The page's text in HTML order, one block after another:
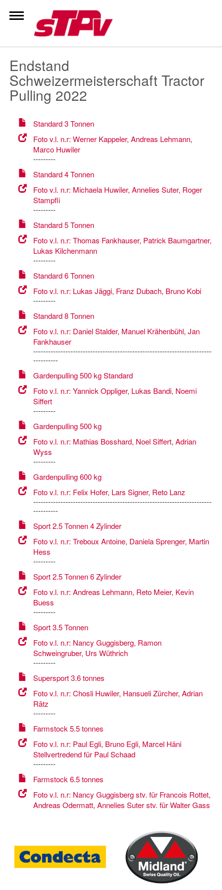
Inhalt
Endstand
Schweizermeisterschaft Tractor
Pulling 2022
Standard 3 Tonnen
Foto v.l. n.r: Werner Kappeler, Andreas Lehmann,
Marco Huwiler
---------
Standard 4 Tonnen
Foto v.l. n.r: Michaela Huwiler, Annelies Suter, Roger
Stampfli
---------
Standard 5 Tonnen
Foto v.l. n.r: Thomas Fankhauser, Patrick Baumgartner,
Lukas Kilchenmann
---------
Standard 6 Tonnen
Foto v.l. n.r: Lukas Jäggi, Franz Dubach, Bruno Kobi
---------
Standard 8 Tonnen
Foto v.l. n.r: Daniel Stalder, Manuel Krähenbühl, Jan
Fankhauser
------------------------------------------------------------------------
----------
Gardenpulling 500 kg Standard
Foto v.l. n.r: Yannick Oppliger, Lukas Bandi, Noemi
Siffert
---------
Gardenpulling 500 kg
Foto v.l. n.r: Mathias Bosshard, Noel Siffert, Adrian
Wyss
---------
Gardenpulling 600 kg
Foto v.l. n.r: Felix Hofer, Lars Signer, Reto Lanz
------------------------------------------------------------------------
----------
Sport 2.5 Tonnen 4 Zylinder
Foto v.l. n.r: Treboux Antoine, Daniela Sprenger, Martin
Hess
---------
Sport 2.5 Tonnen 6 Zylinder
Foto v.l. n.r: Andreas Lehmann, Reto Meier, Kevin
Buess
---------
Sport 3.5 Tonnen
Foto v.l. n.r: Nancy Guggisberg, Ramon
Schweingruber, Urs Wüthrich
---------
Supersport 3.6 tonnes
Foto v.l. n.r: Chosli Huwiler, Hansueli Zürcher, Adrian
Rätz
---------
Farmstock 5.5 tonnes
Foto v.l. n.r: Paul Egli, Bruno Egli, Marcel Häni
Stellvertredend für Paul Schaad
---------
Farmstock 6.5 tonnes
Foto v.l. n.r: Nancy Guggisberg stv. für Francois Rottet,
Andreas Odermatt, Annelies Suter stv. für Walter Gass